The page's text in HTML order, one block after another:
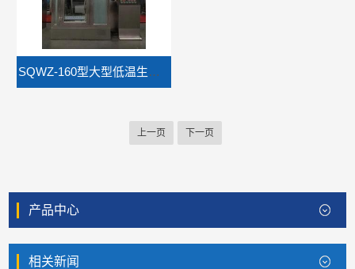
SQWZ-160型大型低温生产型超微粉碎机
上一页 下一页
产品中心
相关新闻